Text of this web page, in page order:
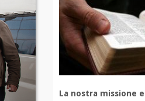
La nostra missione